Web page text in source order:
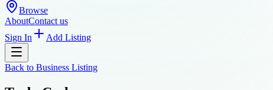
Browse
AboutContact us
Sign In
Add Listing
Back to Business Listing